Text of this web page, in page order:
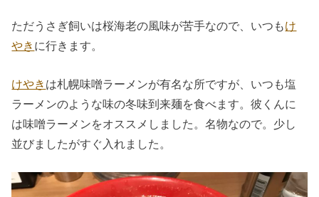
ただうさぎ飼いは桜海老の風味が苦手なので、いつもけ
やき に行きます。
けやき は札幌味噌ラーメンが有名な所ですが、いつも塩
ラーメンのような味の冬味到来麺を食べます。彼くんに
は味噌ラーメンをオススメしました。名物なので。少し
並びましたがすぐ入れました。